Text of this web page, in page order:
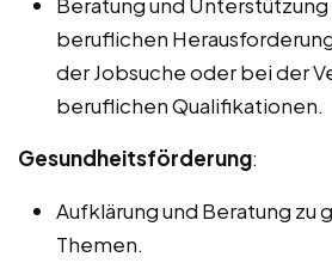
beruflichen
der Jobsuche oder bei der
beruflichen Qualifikationen.
Gesundheitsförderung:
Aufklärung und Beratung zu
Themen.